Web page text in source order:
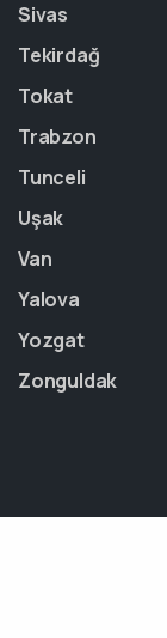
Sivas
Tekirdağ
Tokat
Trabzon
Tunceli
Uşak
Van
Yalova
Yozgat
Zonguldak